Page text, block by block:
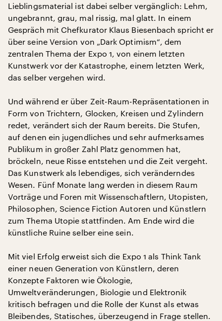
Lieblingsmaterial ist dabei selber vergänglich: Lehm,
ungebrannt, grau, mal rissig, mal glatt. In einem
Gespräch mit Chefkurator Klaus Biesenbach spricht er
über seine Version von „Dark Optimism“, dem
zentralen Thema der Expo 1, von einem letzten
Kunstwerk vor der Katastrophe, einem letzten Werk,
das selber vergehen wird.
Und während er über Zeit-Raum-Repräsentationen in
Form von Trichtern, Glocken, Kreisen und Zylindern
redet, verändert sich der Raum bereits. Die Stufen,
auf denen ein jugendliches und sehr aufmerksames
Publikum in großer Zahl Platz genommen hat,
bröckeln, neue Risse entstehen und die Zeit vergeht.
Das Kunstwerk als lebendiges, sich veränderndes
Wesen. Fünf Monate lang werden in diesem Raum
Vorträge und Foren mit Wissenschaftlern, Utopisten,
Philosophen, Science Fiction Autoren und Künstlern
zum Thema Utopie stattfinden. Am Ende wird die
künstliche Ruine selber eine sein.
Mit viel Erfolg erweist sich die Expo 1 als Think Tank
einer neuen Generation von Künstlern, deren
Konzepte Faktoren wie Ökologie,
Umweltveränderungen, Biologie und Elektronik
kritisch befragen und die Rolle der Kunst als etwas
Bleibendes, Statisches, überzeugend in Frage stellen.